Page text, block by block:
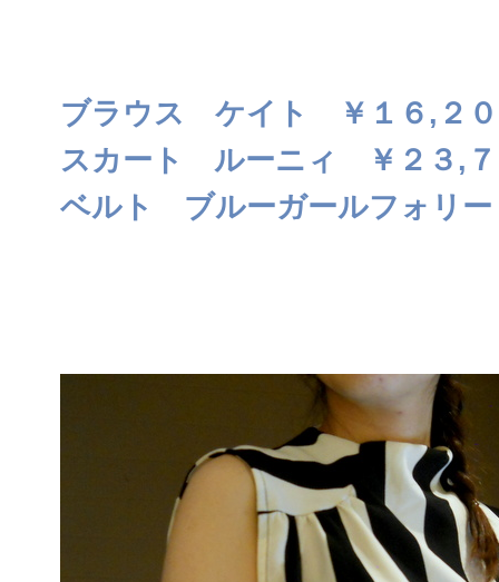
ブラウス ケイト ￥１６,２
スカート ルーニィ ￥２３,７
ベルト ブルーガールフォリ